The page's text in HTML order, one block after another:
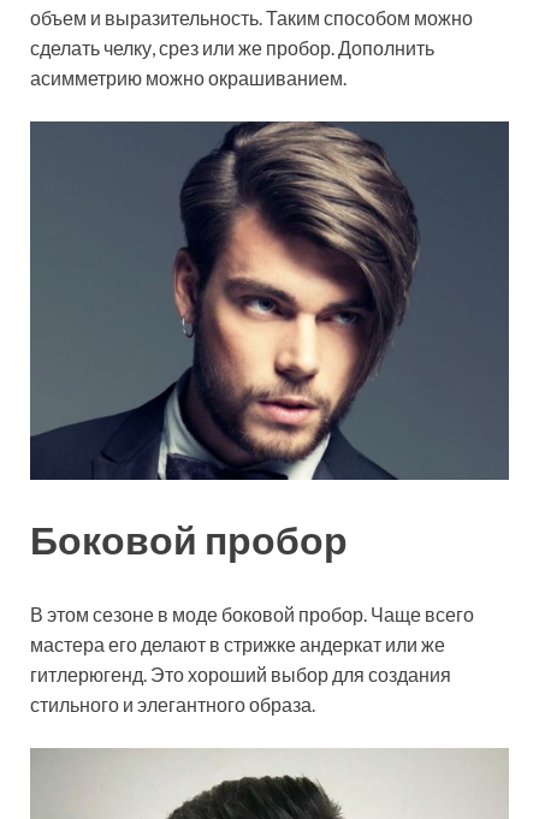
объем и выразительность. Таким способом можно
сделать челку, срез или же пробор. Дополнить
асимметрию можно окрашиванием.
Боковой пробор
В этом сезоне в моде боковой пробор. Чаще всего
мастера его делают в стрижке андеркат или же
гитлерюгенд. Это хороший выбор для создания
стильного и элегантного образа.